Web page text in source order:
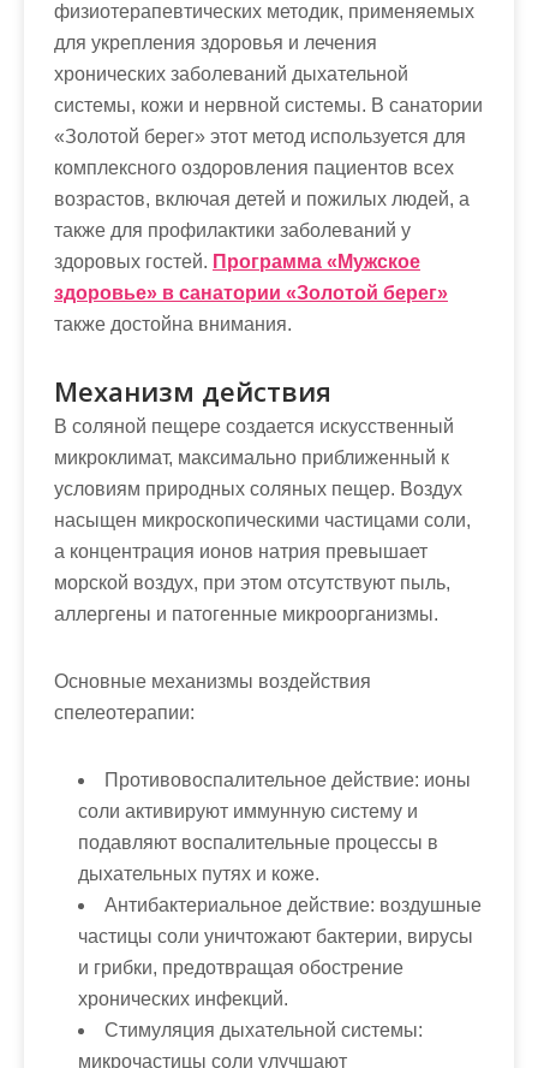
физиотерапевтических методик, применяемых
для укрепления здоровья и лечения
хронических заболеваний дыхательной
системы, кожи и нервной системы. В санатории
«Золотой берег» этот метод используется для
комплексного оздоровления пациентов всех
возрастов, включая детей и пожилых людей, а
также для профилактики заболеваний у
здоровых гостей. Программа «Мужское
здоровье» в санатории «Золотой берег»
также достойна внимания.
Механизм действия
В соляной пещере создается искусственный
микроклимат, максимально приближенный к
условиям природных соляных пещер. Воздух
насыщен микроскопическими частицами соли,
а концентрация ионов натрия превышает
морской воздух, при этом отсутствуют пыль,
аллергены и патогенные микроорганизмы.
Основные механизмы воздействия
спелеотерапии:
Противовоспалительное действие: ионы
соли активируют иммунную систему и
подавляют воспалительные процессы в
дыхательных путях и коже.
Антибактериальное действие: воздушные
частицы соли уничтожают бактерии, вирусы
и грибки, предотвращая обострение
хронических инфекций.
Стимуляция дыхательной системы:
микрочастицы соли улучшают